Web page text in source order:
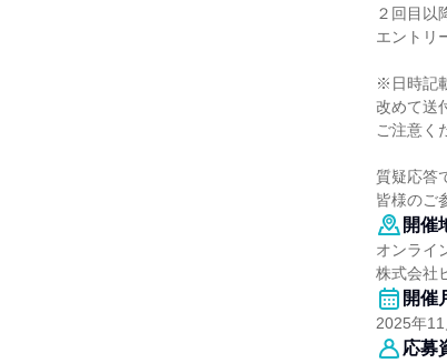
２回目以
エントリ
※日時記
改めて送
ご注意く
質疑応答
皆様のご
開催
オンライ
株式会社
開催
2025年11
応募